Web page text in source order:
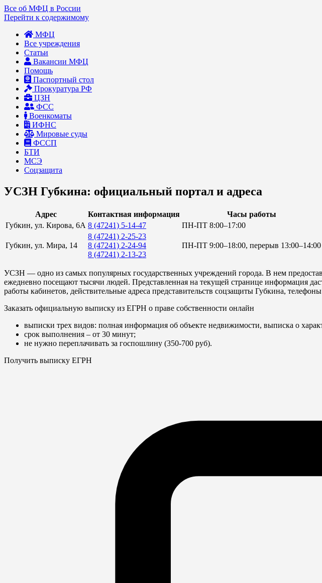
Все об МФЦ в России
Перейти к содержимому
МФЦ
Все учреждения
Статьи
Вакансии МФЦ
Помощь
Паспортный стол
Прокуратура РФ
ЦЗН
ФСС
Военкоматы
ИФНС
Мировые суды
ФССП
БТИ
МСЭ
Соцзащита
УСЗН Губкина: официальный портал и адреса
Адрес Контактная информация
Часы работы
Губкин, ул. Кирова, 6А 8 (47241) 5-14-47 ПН-ПТ 8:00–17:00
Губкин, ул. Мира, 14
8 (47241) 2-25-23
8 (47241) 2-24-94
8 (47241) 2-13-23
ПН-ПТ 9:00–18:00, перерыв 13:00–14:00
УСЗН — одно из самых популярных государственных учреждений города. В нем
ежедневно посещают тысячи людей. Представленная на текущей странице информация
работы кабинетов, действительные адреса представительств соцзащиты Губкина,
Заказать официальную выписку из ЕГРН о праве собственности онлайн
выписки трех видов: полная информация об объекте недвижимости, выписка о
срок выполнения – от 30 минут;
не нужно переплачивать за госпошлину (350-700 руб).
Получить выписку ЕГРН